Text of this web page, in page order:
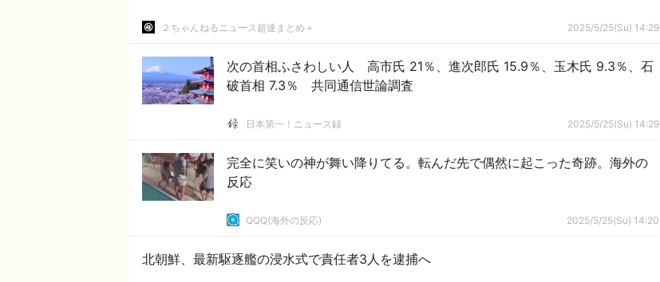
２ちゃんねるニュース超速まとめ＋ 2025/5/25(Su) 14:29
次の首相ふさわしい人 高市氏 21％、進次郎氏 15.9％、玉木氏 9.3％、石
破首相 7.3％ 共同通信世論調査
日本第一！ニュース録 2025/5/25(Su) 14:29
完全に笑いの神が舞い降りてる。転んだ先で偶然に起こった奇跡。海外の
反応
QQQ(海外の反応) 2025/5/25(Su) 14:20
北朝鮮、最新駆逐艦の浸水式で責任者3人を逮捕へ